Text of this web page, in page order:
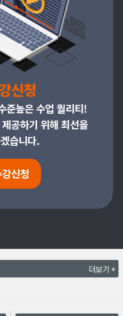
신청
준높은 수업 퀄리티!
공하기 위해 최선을
습니다.
신청
더보기 +